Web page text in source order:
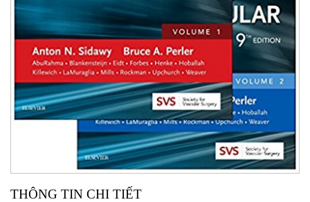
THÔNG TIN CHI TIẾT